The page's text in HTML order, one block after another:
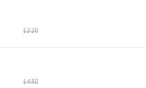
12:20
14:30